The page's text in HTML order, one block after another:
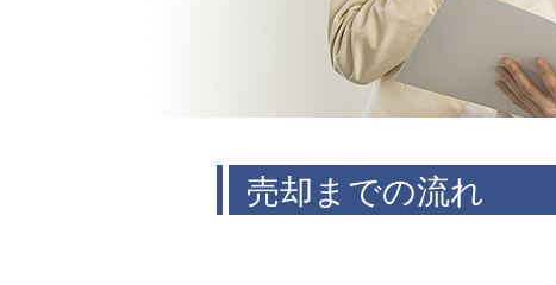
売却までの流れ